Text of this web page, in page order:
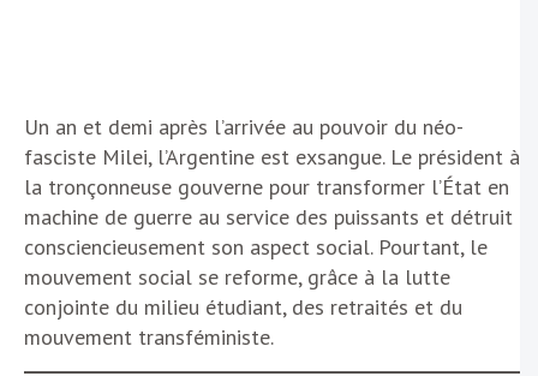
Un an et demi après l’arrivée au pouvoir du néo-
fasciste Milei, l’Argentine est exsangue. Le président à
la tronçonneuse gouverne pour transformer l’État en
machine de guerre au service des puissants et détruit
consciencieusement son aspect social. Pourtant, le
mouvement social se reforme, grâce à la lutte
conjointe du milieu étudiant, des retraités et du
mouvement transféministe.